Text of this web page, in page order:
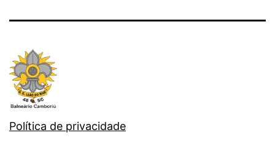
Política de privacidade